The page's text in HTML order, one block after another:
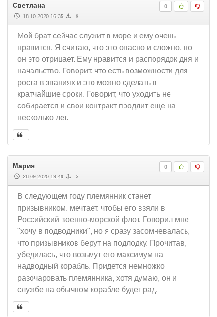
0
Светлана
18.10.2020 16:35 6
Мой брат сейчас служит в море и ему очень
нравится. Я считаю, что это опасно и сложно, но
он это отрицает. Ему нравится и распорядок дня и
начальство. Говорит, что есть возможности для
роста в званиях и это можно сделать в
кратчайшие сроки. Говорит, что уходить не
собирается и свои контракт продлит еще на
несколько лет.
0
Мария
28.09.2020 19:49 5
В следующем году племянник станет
призывником, мечтает, чтобы его взяли в
Российский военно-морской флот. Говорил мне
"хочу в подводники", но я сразу засомневалась,
что призывников берут на подлодку. Прочитав,
убедилась, что возьмут его максимум на
надводный корабль. Придется немножко
разочаровать племянника, хотя думаю, он и
службе на обычном корабле будет рад.